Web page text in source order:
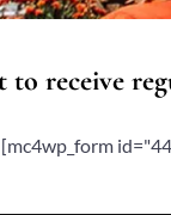
to receive
[mc4wp_form